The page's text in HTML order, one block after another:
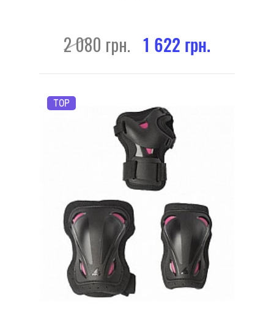
2 080 грн. 1 622 грн.
TOP